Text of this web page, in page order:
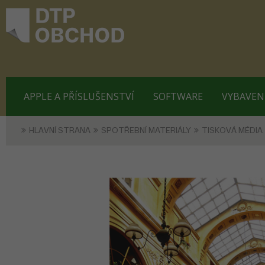
APPLE A PŘÍSLUŠENSTVÍ SOFTWARE
HLAVNÍ STRANA SPOTŘEBNÍ MATERIÁLY TISKOVÁ MÉDIA